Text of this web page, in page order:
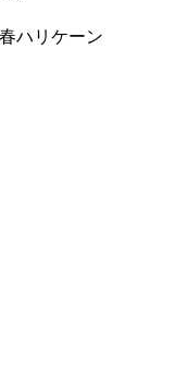
ハリケーン